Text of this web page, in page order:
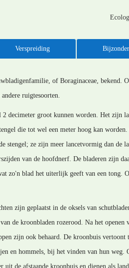
Verspreiding
of Boraginaceae, bekend.
ruigtesoorten.
decimeter groot kunnen worden. Het zijn
die tot wel een meter hoog kan
stengel; ze zijn meer lancetvormig dan de
van de hoofdnerf. De bladeren zijn
zo'n blad het uiterlijk geeft van een tong.
zijn geplaatst in de oksels van
de kroonbladen rozerood. Na het openen
zijn ook behaard. De kroonbuis vertoont
en hommels, bij het vinden van hun
de afstaande kroonbuis en dienen als